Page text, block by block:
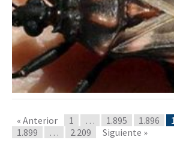
« Anterior 1 … 1.895 1.896
1.899
… 2.209 Siguiente »